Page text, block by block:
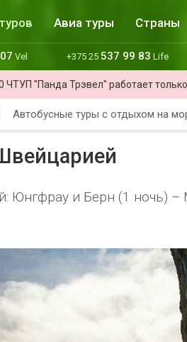
Авиа туры Страны
Vel +375 25 537 99 83 Life
"Панда Трэвел" работает
Автобусные туры с отдыхом на
Юнгфрау и Берн (1 ночь)